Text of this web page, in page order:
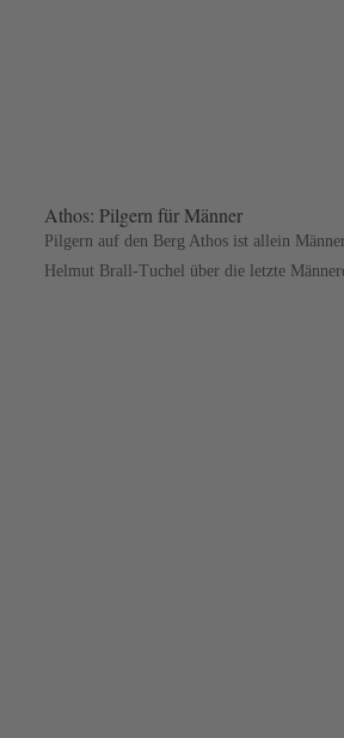
Athos: Pilgern für Männer
Pilgern auf den Berg Athos ist allein
Helmut Brall-Tuchel über die letzte